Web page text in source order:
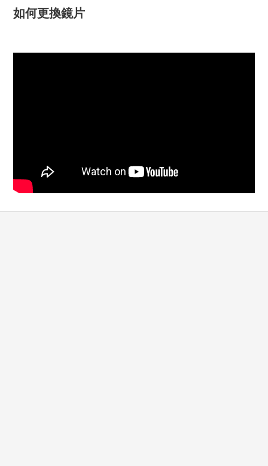
如何更換鏡片